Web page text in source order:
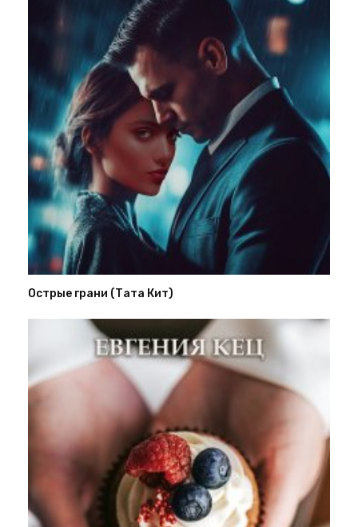
Острые грани (Тата Кит)